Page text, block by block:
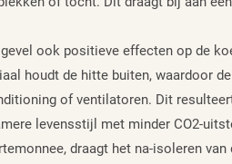
ook positieve effecten op de
houdt de hitte buiten, waardoor
of ventilatoren. Dit
levensstijl met minder CO2-
draagt het na-isoleren